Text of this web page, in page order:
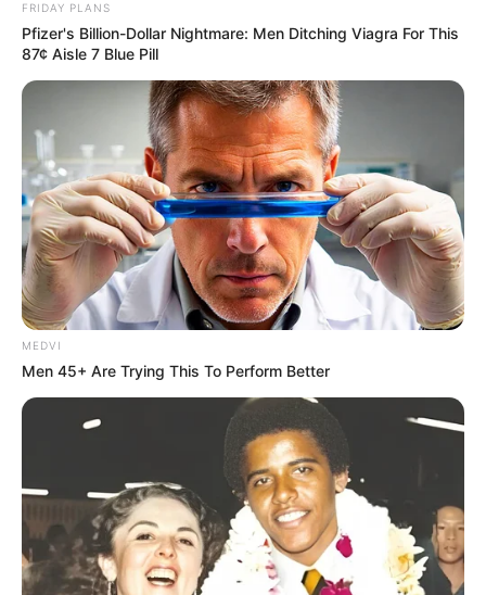
FRIDAY PLANS
Pfizer's Billion-Dollar Nightmare: Men Ditching Viagra For This
87¢ Aisle 7 Blue Pill
MEDVI
Men 45+ Are Trying This To Perform Better